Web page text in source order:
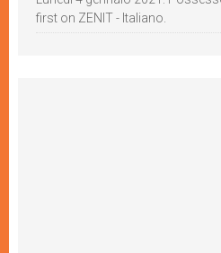
first on ZENIT - Italiano.